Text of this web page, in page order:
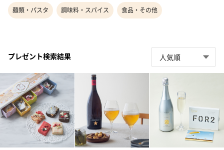
麺類・パスタ 調味料・スパイス 食品・その他
プレゼント検索結果